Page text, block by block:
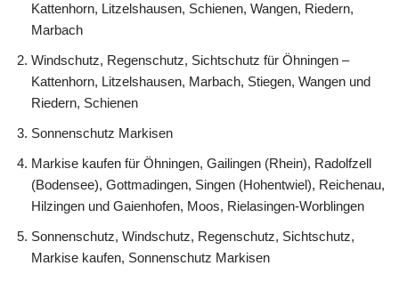
Kattenhorn, Litzelshausen, Schienen, Wangen, Riedern,
Marbach
Windschutz, Regenschutz, Sichtschutz für Öhningen –
Kattenhorn, Litzelshausen, Marbach, Stiegen, Wangen und
Riedern, Schienen
Sonnenschutz Markisen
Markise kaufen für Öhningen, Gailingen (Rhein), Radolfzell
(Bodensee), Gottmadingen, Singen (Hohentwiel), Reichenau,
Hilzingen und Gaienhofen, Moos, Rielasingen-Worblingen
Sonnenschutz, Windschutz, Regenschutz, Sichtschutz,
Markise kaufen, Sonnenschutz Markisen